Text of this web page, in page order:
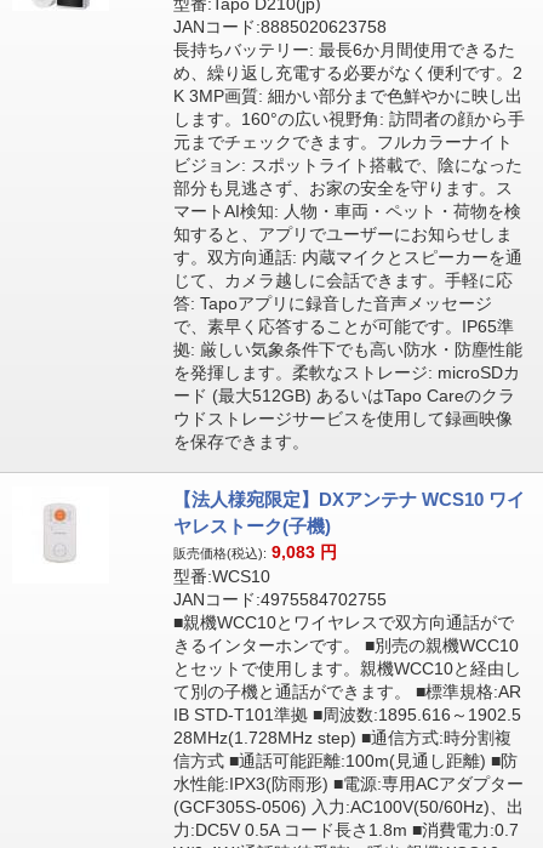
JANコード:8885020623758
長持ちバッテリー: 最長6か月間使用できるた
め、繰り返し充電する必要がなく便利です。2
K 3MP画質: 細かい部分まで色鮮やかに映し出
します。160°の広い視野角: 訪問者の顔から手
元までチェックできます。フルカラーナイト
ビジョン: スポットライト搭載で、陰になった
部分も見逃さず、お家の安全を守ります。ス
マートAI検知: 人物・車両・ペット・荷物を検
知すると、アプリでユーザーにお知らせしま
す。双方向通話: 内蔵マイクとスピーカーを通
じて、カメラ越しに会話できます。手軽に応
答: Tapoアプリに録音した音声メッセージ
で、素早く応答することが可能です。IP65準
拠: 厳しい気象条件下でも高い防水・防塵性能
を発揮します。柔軟なストレージ: microSDカ
ード (最大512GB) あるいはTapo Careのクラ
ウドストレージサービスを使用して録画映像
を保存できます。
【法人様宛限定】DXアンテナ WCS10 ワイ
ヤレストーク(子機)
販売価格(税込): 9,083 円
型番:WCS10
JANコード:4975584702755
■親機WCC10とワイヤレスで双方向通話がで
きるインターホンです。 ■別売の親機WCC10
とセットで使用します。親機WCC10と経由し
て別の子機と通話ができます。 ■標準規格:AR
IB STD-T101準拠 ■周波数:1895.616～1902.5
28MHz(1.728MHz step) ■通信方式:時分割複
信方式 ■通話可能距離:100m(見通し距離) ■防
水性能:IPX3(防雨形) ■電源:専用ACアダプター
(GCF305S-0506) 入力:AC100V(50/60Hz)、出
力:DC5V 0.5A コード長さ1.8m ■消費電力:0.7